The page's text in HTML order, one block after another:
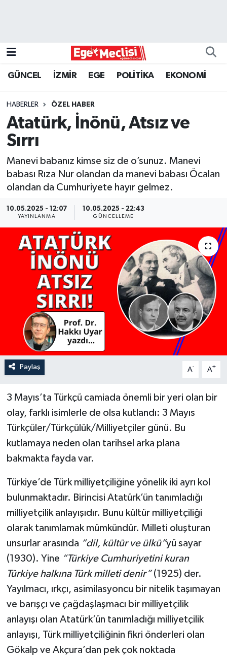
GÜNCEL İZMİR EGE POLİTİKA EKONOMİ
HABERLER ÖZEL HABER
Atatürk, İnönü, Atsız ve
Sırrı
Manevi babanız kimse siz de o’sunuz. Manevi
babası Rıza Nur olandan da manevi babası Öcalan
olandan da Cumhuriyete hayır gelmez.
10.05.2025 - 12:07
YAYINLANMA
10.05.2025 - 22:43
GÜNCELLEME
Paylaş A- A+
3 Mayıs’ta Türkçü camiada önemli bir yeri olan bir
olay, farklı isimlerle de olsa kutlandı: 3 Mayıs
Türkçüler/Türkçülük/Milliyetçiler günü. Bu
kutlamaya neden olan tarihsel arka plana
bakmakta fayda var.
Türkiye’de Türk milliyetçiliğine yönelik iki ayrı kol
bulunmaktadır. Birincisi Atatürk’ün tanımladığı
milliyetçilik anlayışıdır. Bunu kültür milliyetçiliği
olarak tanımlamak mümkündür. Milleti oluşturan
unsurlar arasında “dil, kültür ve ülkü”yü sayar
(1930). Yine “Türkiye Cumhuriyetini kuran
Türkiye halkına Türk milleti denir” (1925) der.
Yayılmacı, ırkçı, asimilasyoncu bir nitelik taşımayan
ve barışçı ve çağdaşlaşmacı bir milliyetçilik
anlayışı olan Atatürk’ün tanımladığı milliyetçilik
anlayışı, Türk milliyetçiliğinin fikri önderleri olan
Gökalp ve Akçura’dan pek çok noktada
GÜNCEL
İZMİR
ÖZEL HABER
SPOR
YAŞAM